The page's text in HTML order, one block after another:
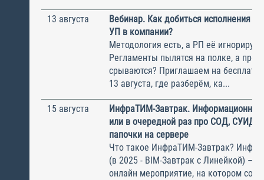
13 августа
Вебинар. Как добиться исполнения
УП в компании?
Методология есть, а РП её
Регламенты пылятся на полке, а
срываются? Приглашаем на
13 августа, где разберём, ка...
15 августа
ИнфраТИМ-Завтрак.
или в очередной раз про СОД, СУИД и
папочки на сервере
Что такое ИнфраТИМ-Завтрак?
(в 2025 - BIM-Завтрак с Линейкой) –
онлайн мероприятие, на котором